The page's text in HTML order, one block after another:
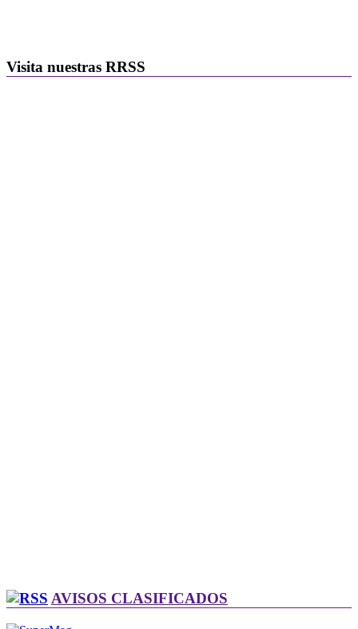
Visita nuestras RRSS
AVISOS CLASIFICADOS